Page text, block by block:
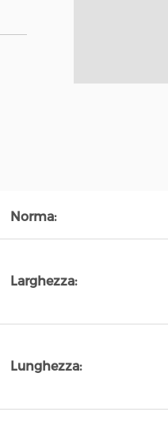
Norma:
Larghezza:
Lunghezza: